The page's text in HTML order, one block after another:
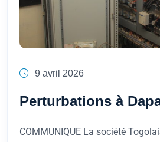
9 avril 2026
Perturbations à
COMMUNIQUE La société